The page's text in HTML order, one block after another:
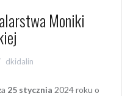
Moniki
dkidalin
25 stycznia 2024 roku o